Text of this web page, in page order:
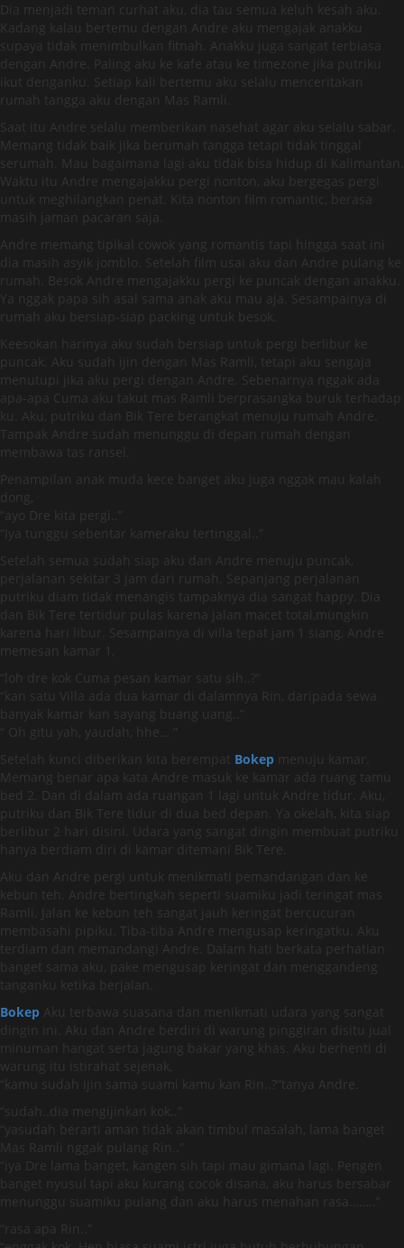
Dia menjadi teman curhat aku, dia tau semua keluh kesah aku.
Kadang kalau bertemu dengan Andre aku mengajak anakku
supaya tidak menimbulkan fitnah. Anakku juga sangat terbiasa
dengan Andre. Paling aku ke kafe atau ke timezone jika putriku
ikut denganku. Setiap kali bertemu aku selalu menceritakan
rumah tangga aku dengan Mas Ramli.
Saat itu Andre selalu memberikan nasehat agar aku selalu sabar.
Memang tidak baik jika berumah tangga tetapi tidak tinggal
serumah. Mau bagaimana lagi aku tidak bisa hidup di Kalimantan.
Waktu itu Andre mengajakku pergi nonton, aku bergegas pergi
untuk meghilangkan penat. Kita nonton film romantic, berasa
masih jaman pacaran saja.
Andre memang tipikal cowok yang romantis tapi hingga saat ini
dia masih asyik jomblo. Setelah film usai aku dan Andre pulang ke
rumah. Besok Andre mengajakku pergi ke puncak dengan anakku.
Ya nggak papa sih asal sama anak aku mau aja. Sesampainya di
rumah aku bersiap-siap packing untuk besok.
Keesokan harinya aku sudah bersiap untuk pergi berlibur ke
puncak. Aku sudah ijin dengan Mas Ramli, tetapi aku sengaja
menutupi jika aku pergi dengan Andre. Sebenarnya nggak ada
apa-apa Cuma aku takut mas Ramli berprasangka buruk terhadap
ku. Aku, putriku dan Bik Tere berangkat menuju rumah Andre.
Tampak Andre sudah menunggu di depan rumah dengan
membawa tas ransel.
Penampilan anak muda kece banget aku juga nggak mau kalah
dong,
“ayo Dre kita pergi..”
“Iya tunggu sebentar kameraku tertinggal..”
Setelah semua sudah siap aku dan Andre menuju puncak,
perjalanan sekitar 3 jam dari rumah. Sepanjang perjalanan
putriku diam tidak menangis tampaknya dia sangat happy. Dia
dan Bik Tere tertidur pulas karena jalan macet total,mungkin
karena hari libur. Sesampainya di villa tepat jam 1 siang, Andre
memesan kamar 1,
“loh dre kok Cuma pesan kamar satu sih..?”
“kan satu Villa ada dua kamar di dalamnya Rin, daripada sewa
banyak kamar kan sayang buang uang..”
“ Oh gitu yah, yaudah, hhe… ”
Setelah kunci diberikan kita berempat Bokep menuju kamar.
Memang benar apa kata Andre masuk ke kamar ada ruang tamu
bed 2. Dan di dalam ada ruangan 1 lagi untuk Andre tidur. Aku,
putriku dan Bik Tere tidur di dua bed depan. Ya okelah, kita siap
berlibur 2 hari disini. Udara yang sangat dingin membuat putriku
hanya berdiam diri di kamar ditemani Bik Tere.
Aku dan Andre pergi untuk menikmati pemandangan dan ke
kebun teh. Andre bertingkah seperti suamiku jadi teringat mas
Ramli. Jalan ke kebun teh sangat jauh keringat bercucuran
membasahi pipiku. Tiba-tiba Andre mengusap keringatku. Aku
terdiam dan memandangi Andre. Dalam hati berkata perhatian
banget sama aku, pake mengusap keringat dan menggandeng
tanganku ketika berjalan.
Bokep Aku terbawa suasana dan menikmati udara yang sangat
dingin ini. Aku dan Andre berdiri di warung pinggiran disitu jual
minuman hangat serta jagung bakar yang khas. Aku berhenti di
warung itu istirahat sejenak,
“kamu sudah ijin sama suami kamu kan Rin..?”tanya Andre.
“sudah..dia mengijinkan kok..”
“yasudah berarti aman tidak akan timbul masalah, lama banget
Mas Ramli nggak pulang Rin..”
“iya Dre lama banget, kangen sih tapi mau gimana lagi. Pengen
banget nyusul tapi aku kurang cocok disana, aku harus bersabar
menunggu suamiku pulang dan aku harus menahan rasa……..”
“rasa apa Rin..”